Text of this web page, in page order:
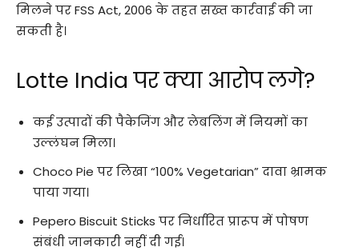
मिलने पर FSS Act, 2006 के तहत सख्त कार्रवाई की जा
सकती है।
Lotte India पर क्या आरोप लगे?
कई उत्पादों की पैकेजिंग और लेबलिंग में नियमों का
उल्लंघन मिला।
Choco Pie पर लिखा “100% Vegetarian” दावा भ्रामक
पाया गया।
Pepero Biscuit Sticks पर निर्धारित प्रारूप में पोषण
संबंधी जानकारी नहीं दी गई।